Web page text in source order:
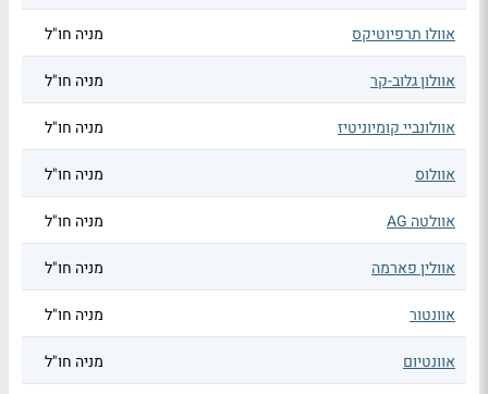
אוולו תרפיוטיקס מניה חו"ל
אוולון גלוב-קר מניה חו"ל
אוולונביי קומיוניטיז מניה חו"ל
אוולוס מניה חו"ל
אוולטה AG מניה חו"ל
אוולין פארמה מניה חו"ל
אוונטור מניה חו"ל
אוונטיום מניה חו"ל